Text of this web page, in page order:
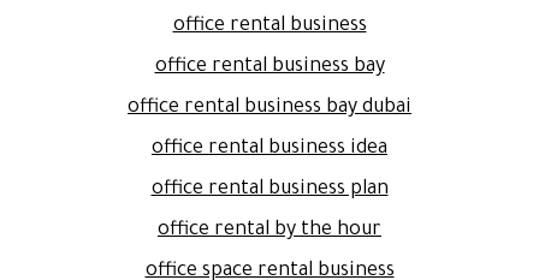
office rental business
office rental business bay
office rental business bay dubai
office rental business idea
office rental business plan
office rental by the hour
office space rental business